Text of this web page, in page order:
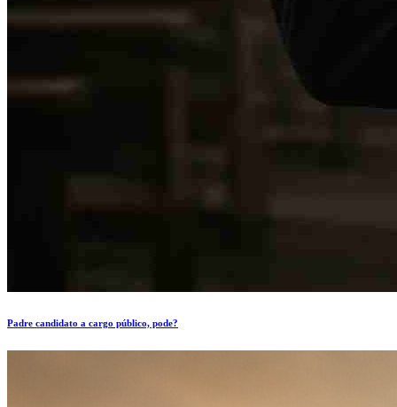
Padre candidato a cargo público, pode?